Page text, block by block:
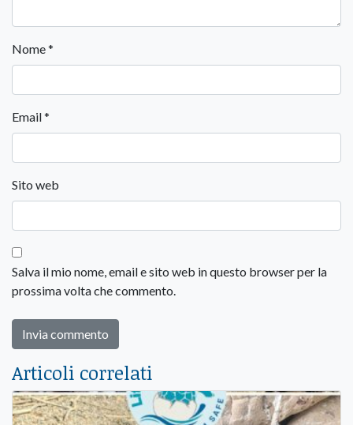
Nome*
Email*
Sito web
Salva il mio nome, email e sito web in questo browser per la
prossima volta che commento.
Articoli correlati